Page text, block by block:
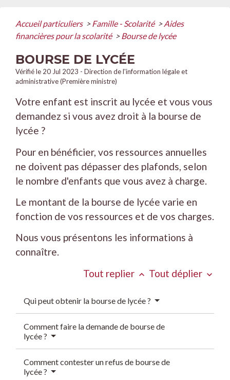
Accueil particuliers > Famille - Scolarité > Aides
financières pour la scolarité > Bourse de lycée
BOURSE DE LYCÉE
Vérifié le 20 Jul 2023 - Direction de l'information légale et
administrative (Première ministre)
Votre enfant est inscrit au lycée et vous vous
demandez si vous avez droit à la bourse de
lycée ?
Pour en bénéficier, vos ressources annuelles
ne doivent pas dépasser des plafonds, selon
le nombre d'enfants que vous avez à charge.
Le montant de la bourse de lycée varie en
fonction de vos ressources et de vos charges.
Nous vous présentons les informations à
connaître.
Tout replier keyboard_arrow_up Tout déplier keyboard_arrow_down
Qui peut obtenir la bourse de lycée ?
Comment faire la demande de bourse de
lycée ?
Comment contester un refus de bourse de
lycée ?